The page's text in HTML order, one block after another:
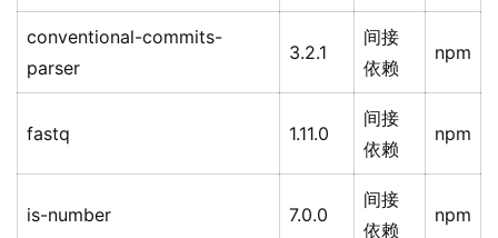
conventional-commits-
parser
3.2.1
间接
依赖
npm
fastq 1.11.0
间接
依赖
npm
is-number 7.0.0
间接
依赖
npm